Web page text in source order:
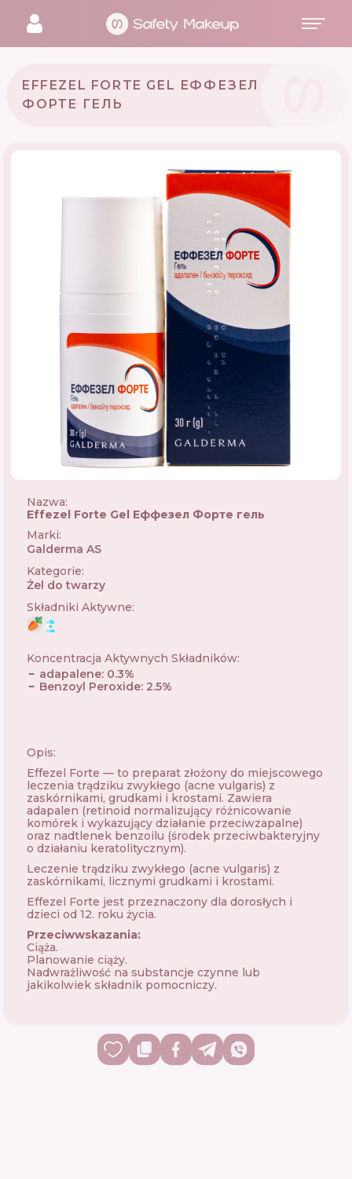
EFFEZEL FORTE GEL ЕФФЕЗЕЛ
ФОРТЕ ГЕЛЬ
Nazwa:
Effezel Forte Gel Еффезел Форте гель
Marki:
Galderma AS
Kategorie:
Żel do twarzy
Składniki Aktywne:
Koncentracja Aktywnych Składników:
adapalene: 0.3%
Benzoyl Peroxide: 2.5%
Opis:
Effezel Forte — to preparat złożony do miejscowego
leczenia trądziku zwykłego (acne vulgaris) z
zaskórnikami, grudkami i krostami. Zawiera
adapalen (retinoid normalizujący różnicowanie
komórek i wykazujący działanie przeciwzapalne)
oraz nadtlenek benzoilu (środek przeciwbakteryjny
o działaniu keratolitycznym).
Leczenie trądziku zwykłego (acne vulgaris) z
zaskórnikami, licznymi grudkami i krostami.
Effezel Forte jest przeznaczony dla dorosłych i
dzieci od 12. roku życia.
Przeciwwskazania:
Ciąża.
Planowanie ciąży.
Nadwrażliwość na substancje czynne lub
jakikolwiek składnik pomocniczy.